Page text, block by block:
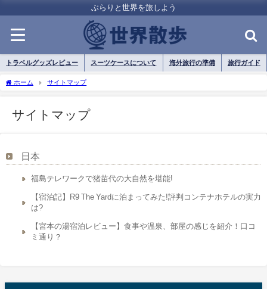
ぶらりと世界を旅しよう
トラベルグッズレビュー スーツケースについて 海外旅行の準備 旅行ガイド
ホーム サイトマップ
サイトマップ
日本
福島テレワークで猪苗代の大自然を堪能!
【宿泊記】R9 The Yardに泊まってみた!評判コンテナホテルの実力
は?
【宮本の湯宿泊レビュー】食事や温泉、部屋の感じを紹介！口コ
ミ通り？